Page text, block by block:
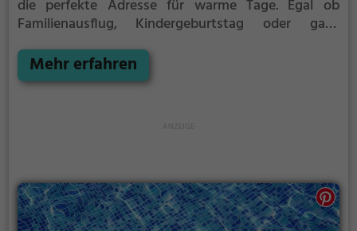
die perfekte Adresse für warme Tage. Egal ob
Familienausflug, Kindergeburtstag oder ganz
jeder auf seine Kosten. Bei gutem Wetter kann die
Freibadsaison im Freibad Schöllnach auch verlängert
Mehr erfahren